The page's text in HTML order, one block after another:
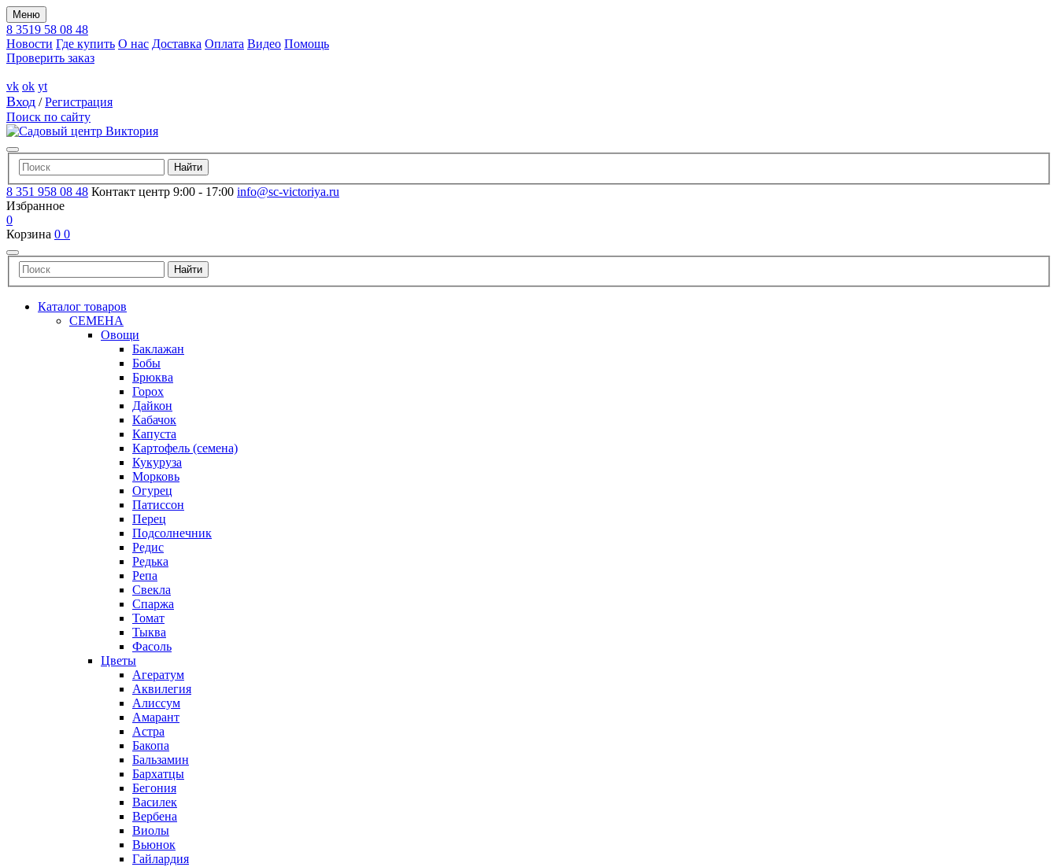
Меню
8 3519 58 08 48
Новости Где купить О нас Доставка Оплата Видео Помощь
Проверить заказ
vk ok yt
Вход /Регистрация
Поиск по сайту
8 351 958 08 48 Контакт центр 9:00 - 17:00 info@sc-victoriya.ru
Избранное
0
Корзина 0 0
Каталог товаров
СЕМЕНА
Овощи
Баклажан
Бобы
Брюква
Горох
Дайкон
Кабачок
Капуста
Картофель (семена)
Кукуруза
Морковь
Огурец
Патиссон
Перец
Подсолнечник
Редис
Редька
Репа
Свекла
Спаржа
Томат
Тыква
Фасоль
Цветы
Агератум
Аквилегия
Алиссум
Амарант
Астра
Бакопа
Бальзамин
Бархатцы
Бегония
Василек
Вербена
Виолы
Вьюнок
Гайлардия